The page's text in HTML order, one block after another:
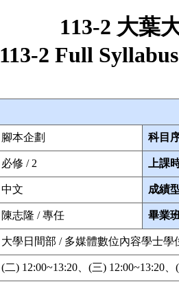
113-2 大葉
113-2 Full
腳本企劃 科目
必修 / 2 上課
中文 成績
陳志隆 / 專任 畢業
大學日間部 / 多媒體數位內容學士學
(二) 12:00~13:20、(三) 12:00~13:20